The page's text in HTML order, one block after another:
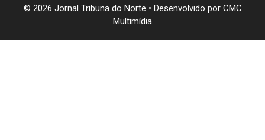
© 2026 Jornal Tribuna do Norte • Desenvolvido por CMC
Multimídia